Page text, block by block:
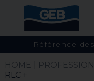
Référence
HOME
RLC +